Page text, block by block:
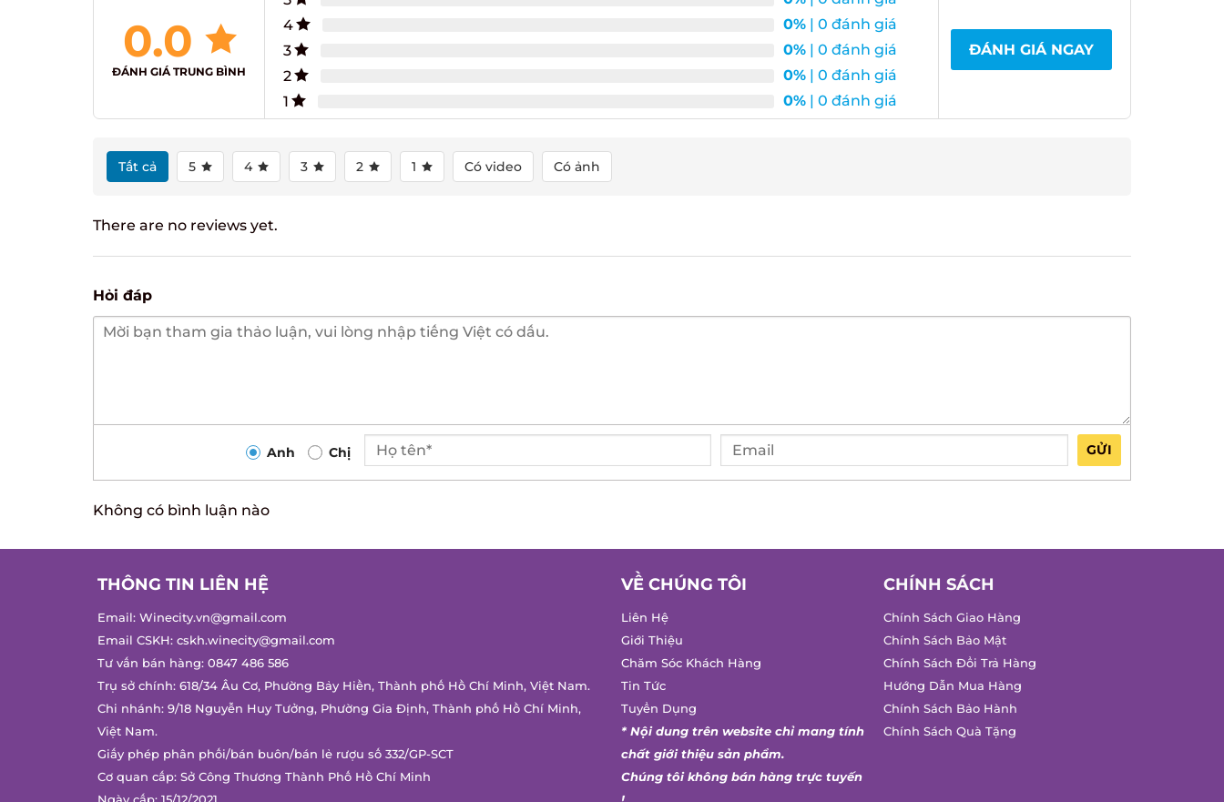
0.0
ĐÁNH GIÁ TRUNG BÌNH
4
0%| 0 đánh giá
3
0%| 0 đánh giá
2
0%| 0 đánh giá
0%| 0 đánh giá
ĐÁNH GIÁ NGAY
Tất cả 5 4 3 2 1 Có video Có ảnh
There are no reviews yet.
Hỏi đáp
Anh Chị GỬI
Không có bình luận nào
THÔNG TIN LIÊN HỆ
Email:Winecity.vn@gmail.com
Email CSKH:cskh.winecity@gmail.com
Tư vấn bán hàng:0847 486 586
Trụ sở chính: 618/34 Âu Cơ, Phường Bảy Hiền, Thành phố Hồ Chí Minh, Việt Nam.
Chi nhánh: 9/18 Nguyễn Huy Tưởng, Phường Gia Định, Thành phố Hồ Chí Minh,
Việt Nam.
Giấy phép phân phối/bán buôn/bán lẻ rượu số 332/GP-SCT
Cơ quan cấp: Sở Công Thương Thành Phố Hồ Chí Minh
VỀ CHÚNG TÔI
Liên Hệ
Giới Thiệu
Chăm Sóc Khách Hàng
Tin Tức
Tuyển Dụng
* Nội dung trên website chỉ mang tính
chất giới thiệu sản phẩm.
Chúng tôi không bán hàng trực tuyến
CHÍNH SÁCH
Chính Sách Giao Hàng
Chính Sách Bảo Mật
Chính Sách Đổi Trả Hàng
Hướng Dẫn Mua Hàng
Chính Sách Bảo Hành
Chính Sách Quà Tặng